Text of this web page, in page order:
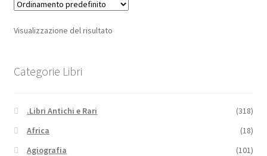
Visualizzazione del risultato
Categorie Libri
.Libri Antichi e Rari
(318)
Africa
(18)
Agiografia
(101)